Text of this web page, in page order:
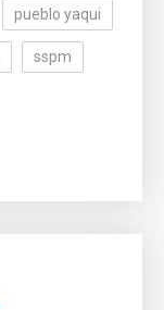
pueblo yaqui
sspm